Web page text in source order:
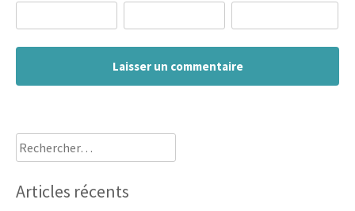
Rechercher :
Articles récents